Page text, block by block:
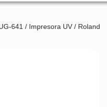
641 / Impresora UV / Roland